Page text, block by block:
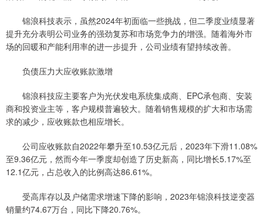
锦浪科技表示，虽然2024年初面临一些挑战，但二季度业绩显著
提升充分表明公司业务的强劲复苏和市场竞争力的增强。随着海外市
场的回暖和产能利用率的进一步提升，公司业绩有望持续改善。
负债压力大应收账款激增
锦浪科技应主要客户为光伏发电系统集成商、EPC承包商、安装
商和投资业主等，客户规模普遍较大。随着销售规模的扩大和市场需
求的减少，应收账款也相应增长。
公司应收账款自2022年攀升至10.53亿元后，2023年下滑11.08%
至9.36亿元，然而今年一季度却创造了历史新高，同比增长5.17%至
12.1亿元，占总收入的比例高达86.61%。
受高库存以及户储需求增速下降的影响，2023年锦浪科技逆变器
销量约74.67万台，同比下降20.76%。